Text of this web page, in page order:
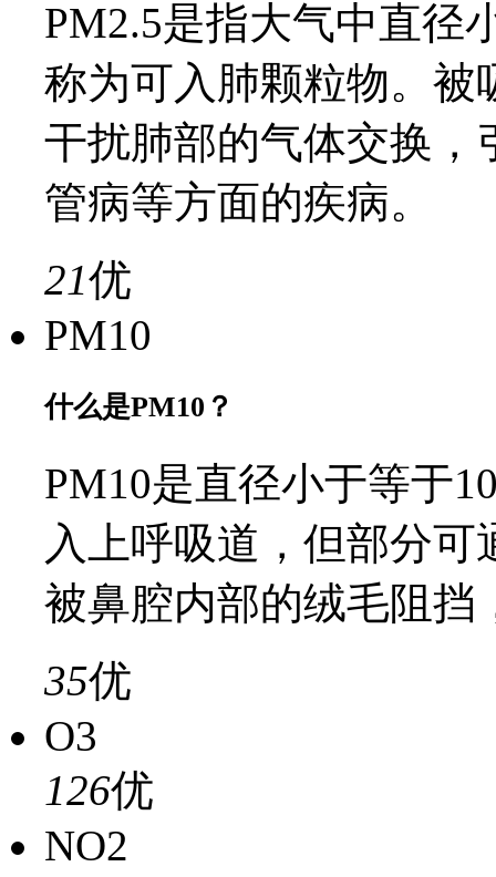
PM2.5是指大气中直径
称为可入肺颗粒物。被
干扰肺部的气体交换，
管病等方面的疾病。
21优
PM10
什么是PM10？
PM10是直径小于等于
入上呼吸道，但部分
被鼻腔内部的绒毛阻挡
35优
O3
126优
NO2